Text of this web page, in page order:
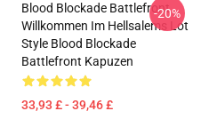
Blood Blockade Battlefront
Willkommen Im Hellsalems Lot
Style Blood Blockade
Battlefront Kapuzen
33,93 £ - 39,46 £
-20%